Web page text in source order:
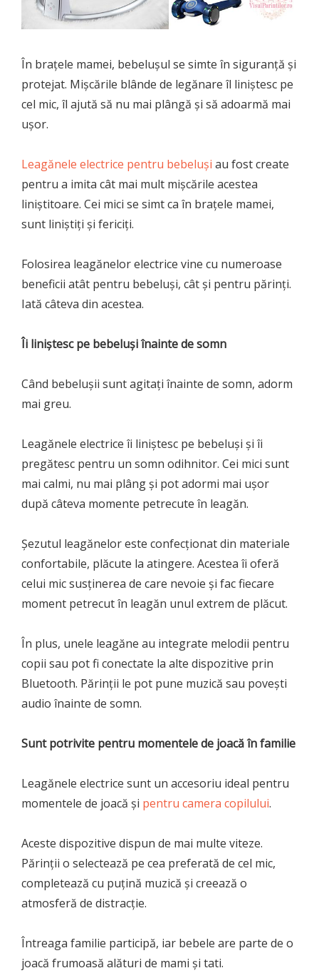
În brațele mamei, bebelușul se simte în siguranță și
protejat. Mișcările blânde de legănare îl liniștesc pe
cel mic, îl ajută să nu mai plângă și să adoarmă mai
ușor.
Leagănele electrice pentru bebeluși au fost create
pentru a imita cât mai mult mișcările acestea
liniștitoare. Cei mici se simt ca în brațele mamei,
sunt liniștiți și fericiți.
Folosirea leagănelor electrice vine cu numeroase
beneficii atât pentru bebeluși, cât și pentru părinți.
Iată câteva din acestea.
Îi liniștesc pe bebeluși înainte de somn
Când bebelușii sunt agitați înainte de somn, adorm
mai greu.
Leagănele electrice îi liniștesc pe bebeluși și îi
pregătesc pentru un somn odihnitor. Cei mici sunt
mai calmi, nu mai plâng și pot adormi mai ușor
după câteva momente petrecute în leagăn.
Șezutul leagănelor este confecționat din materiale
confortabile, plăcute la atingere. Acestea îi oferă
celui mic susținerea de care nevoie și fac fiecare
moment petrecut în leagăn unul extrem de plăcut.
În plus, unele leagăne au integrate melodii pentru
copii sau pot fi conectate la alte dispozitive prin
Bluetooth. Părinții le pot pune muzică sau povești
audio înainte de somn.
Sunt potrivite pentru momentele de joacă în familie
Leagănele electrice sunt un accesoriu ideal pentru
momentele de joacă și pentru camera copilului.
Aceste dispozitive dispun de mai multe viteze.
Părinții o selectează pe cea preferată de cel mic,
completează cu puțină muzică și creează o
atmosferă de distracție.
Întreaga familie participă, iar bebele are parte de o
joacă frumoasă alături de mami și tati.